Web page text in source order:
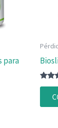
para
4.80
de 5